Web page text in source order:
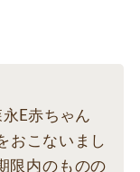
永E赤ちゃん
おこないまし
限内のものの